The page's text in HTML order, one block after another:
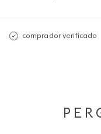
comprador verificado